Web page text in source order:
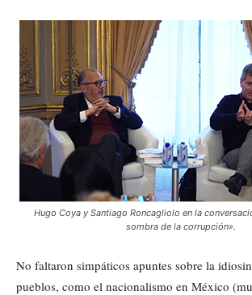
Hugo Coya y Santiago Roncagliolo en la
sombra de la corrupción».
No faltaron simpáticos apuntes sobre la
pueblos, como el nacionalismo en México